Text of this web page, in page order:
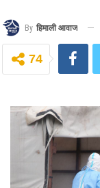
By हिमाली आवाज
74